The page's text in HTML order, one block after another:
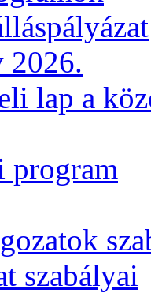
2026.
lap a
program
szabályai